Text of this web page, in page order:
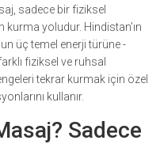
sadece bir fiziksel
kurma yoludur. Hindistan’ın
üç temel enerji türüne -
fiziksel ve ruhsal
tekrar kurmak için özel
kullanır.
Sadece